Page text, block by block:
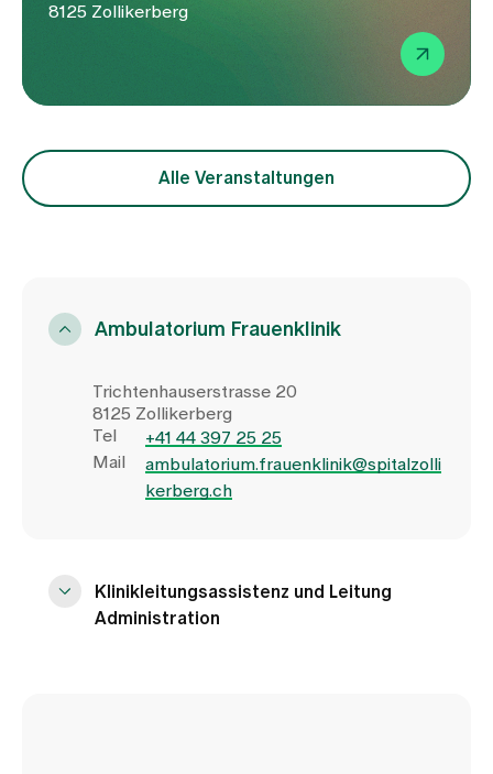
8125 Zollikerberg
Alle Veranstaltungen
Ambulatorium Frauenklinik
Trichtenhauserstrasse 20
8125 Zollikerberg
Tel
+41 44 397 25 25
Mail
ambulatorium.frauenklinik@spitalzolli
kerberg.ch
Klinikleitungsassistenz und Leitung
Administration